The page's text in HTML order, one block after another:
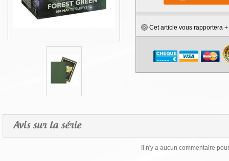
Cet article vous rapportera +
Avis sur la série
Il n'y a aucun commentaire